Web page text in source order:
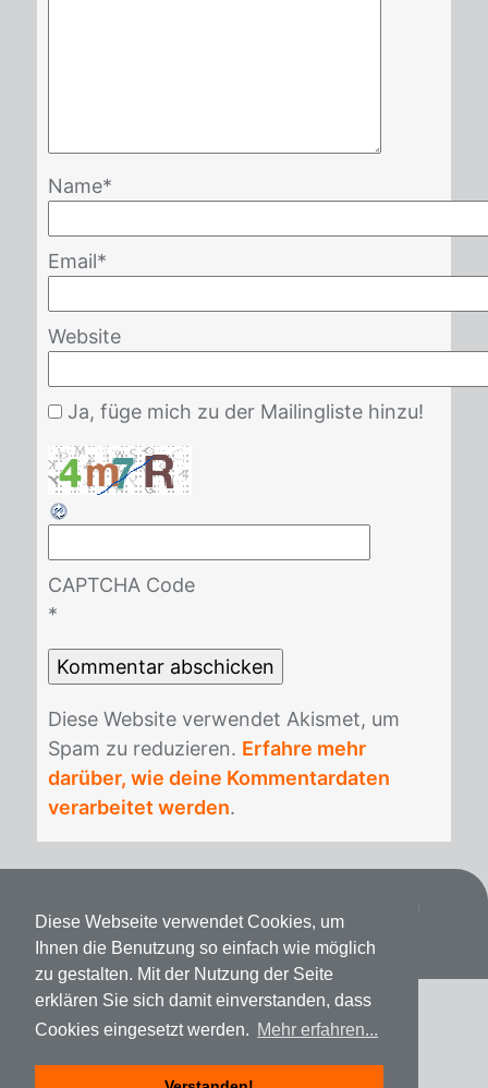
Diese Webseite verwendet Cookies, um
Ihnen die Benutzung so einfach wie möglich
zu gestalten. Mit der Nutzung der Seite
erklären Sie sich damit einverstanden, dass
Cookies eingesetzt werden. Mehr erfahren...
Name*
Email*
Website
Ja, füge mich zu der Mailingliste hinzu!
CAPTCHA Code
*
Die­se Web­site ver­wen­det Akis­met, um
Spam zu re­du­zie­ren. Erfahre mehr
darüber, wie deine Kommentardaten
verarbeitet werden.